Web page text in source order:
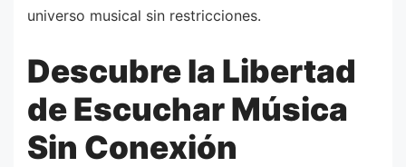
universo musical sin restricciones.
Descubre la Libertad
de Escuchar Música
Sin Conexión